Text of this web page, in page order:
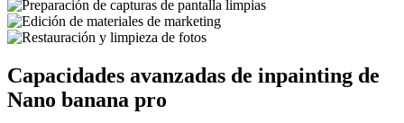
Capacidades avanzadas de inpainting de
Nano banana pro